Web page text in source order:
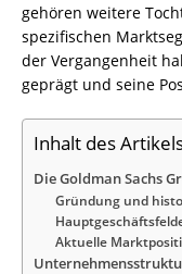
gehören weitere
spezifischen
der Vergangenheit
geprägt und seine
Inhalt des
Die Goldman Sachs
Gründung und
Aktuelle